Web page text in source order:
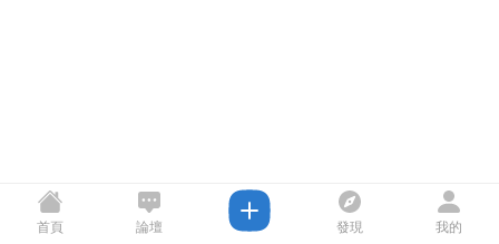
首頁 論壇 發現 我的